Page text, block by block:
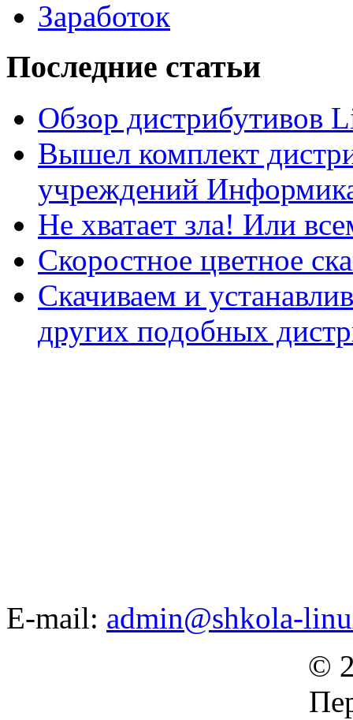
Заработок
Последние статьи
Обзор дистрибутивов
Вышел комплект
учреждений
Не хватает зла! Или
Скоростное цветное
Скачиваем и
других подобных
E-mail: admin@shkola-
©